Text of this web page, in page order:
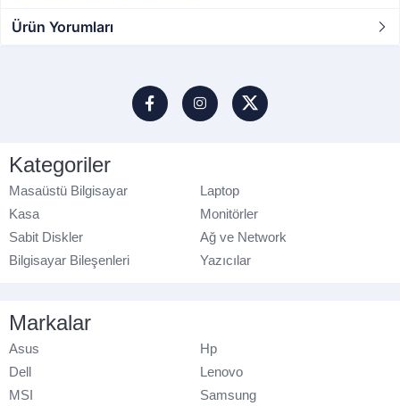
Ürün Yorumları
Kategoriler
Masaüstü Bilgisayar
Laptop
Kasa
Monitörler
Sabit Diskler
Ağ ve Network
Bilgisayar Bileşenleri
Yazıcılar
Markalar
Asus
Hp
Dell
Lenovo
MSI
Samsung